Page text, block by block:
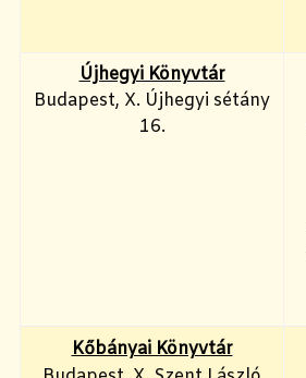
Újhegyi Könyvtár
Budapest, X. Újhegyi sétány
16.
Kőbányai Könyvtár